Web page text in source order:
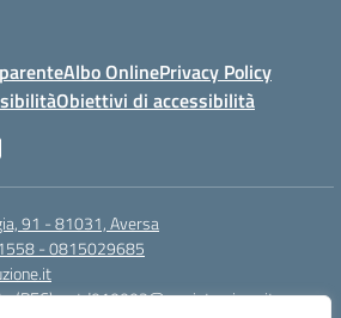
Albo OnlinePrivacy Policy
Obiettivi di accessibilità
91 - 81031, Aversa
- 0815029685
(PEC):cetd010003@pec.istruzione.it